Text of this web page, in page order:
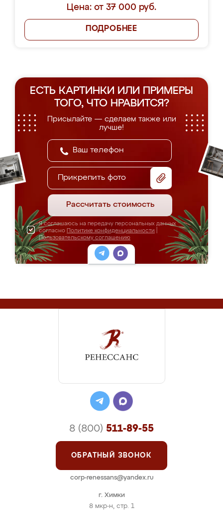
Цена: от 37 000 руб.
ПОДРОБНЕЕ
ЕСТЬ КАРТИНКИ ИЛИ ПРИМЕРЫ
ТОГО, ЧТО НРАВИТСЯ?
Присылайте — сделаем также или
лучше!
Прикрепить фото
Рассчитать стоимость
Я соглашаюсь на передачу персональных данных
согласно Политике конфиденциальности
Пользовательскому соглашению
г. Химки
8 мкр-н, стр. 1
8 (800) 511-89-55
ОБРАТНЫЙ ЗВОНОК
corp-renessans@yandex.ru